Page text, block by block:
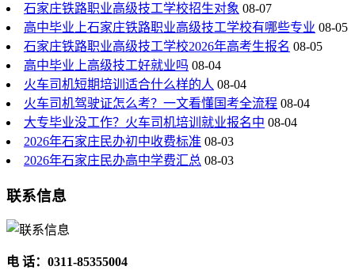
石家庄铁路职业高级技工学校招生对象 08-07
高中毕业上石家庄铁路职业高级技工学校有哪些专业 08-05
石家庄铁路职业高级技工学校2026年高考生报名 08-05
高中毕业上高级技工好就业吗 08-04
火车司机短期培训适合什么样的人 08-04
火车司机驾驶证怎么考？一文看懂国考全流程 08-04
大专毕业没工作？火车司机培训就业报名中 08-04
2026年石家庄民办初中收费标准 08-03
2026年石家庄民办高中学费汇总 08-03
联系信息
电 话：0311-85355004